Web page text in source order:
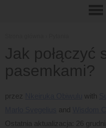
Jak połączyć
pasemkami?
przez
Ostatnia aktualizacja: 26